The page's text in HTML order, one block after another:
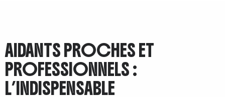
AIDANTS PROCHES ET
PROFESSIONNELS :
L’INDISPENSABLE